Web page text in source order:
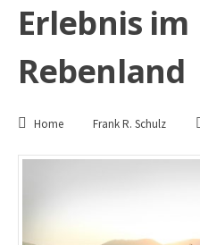
Erlebnis im
Rebenland
Home Frank R. Schulz